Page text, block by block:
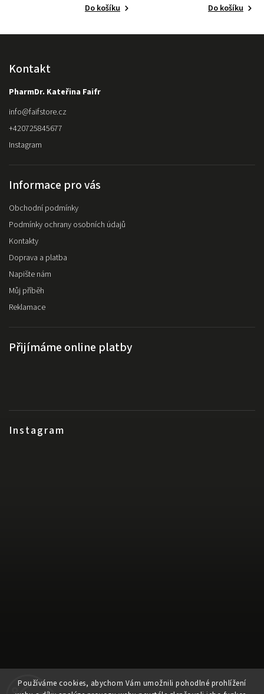
Používáme cookies, abychom Vám umožnili pohodlné prohlížení
Do košíku Do košíku
Instagram
Kontakt
PharmDr. Kateřina Faifr
info@faifstore.cz
+420725845677
Instagram
Informace pro vás
Obchodní podmínky
Podmínky ochrany osobních údajů
Kontakty
Doprava a platba
Napište nám
Můj příběh
Reklamace
Přijímáme online platby